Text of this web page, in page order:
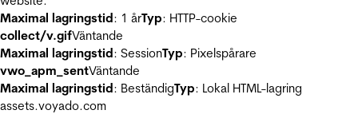
Maximal lagringstid: 1 årTyp: HTTP-cookie
collect/v.gifVäntande
Maximal lagringstid: SessionTyp: Pixelspårare
vwo_apm_sentVäntande
Maximal lagringstid: BeständigTyp: Lokal HTML-lagring
assets.voyado.com